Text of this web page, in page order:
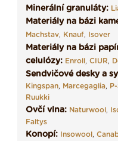
Minerální granuláty:
Materiály na bázi
Machstav, Knauf, Isover
Materiály na bázi
celulózy: Enroll, CIUR,
Sendvičové desky a
Kingspan, Marcegaglia,
Ruukki
Ovčí vlna: Naturwool,
Faltys
Konopí: Insowool,